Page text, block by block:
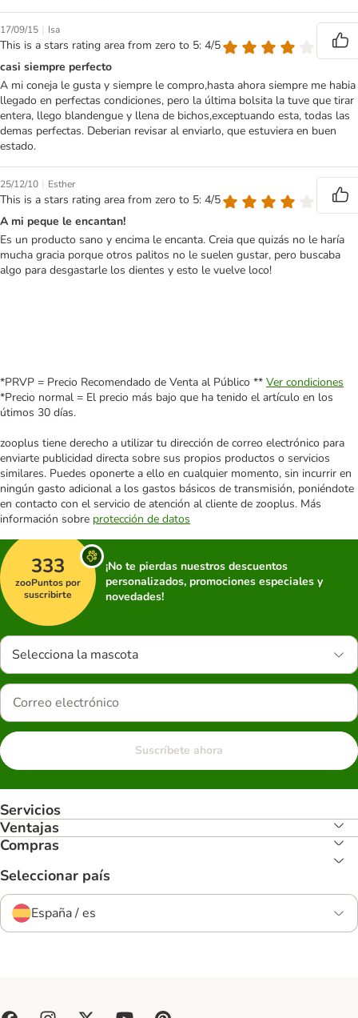
17/09/15 | Isa
This is a stars rating area from zero to 5: 4/5
casi siempre perfecto
A mi coneja le gusta y siempre le compro,hasta ahora siempre me habia
llegado en perfectas condiciones, pero la última bolsita la tuve que tirar
entera, llego blandengue y llena de bichos,exceptuando esta, todas las
demas perfectas. Deberian revisar al enviarlo, que estuviera en buen
estado.
25/12/10 | Esther
This is a stars rating area from zero to 5: 4/5
A mi peque le encantan!
Es un producto sano y encima le encanta. Creia que quizás no le haría
mucha gracia porque otros palitos no le suelen gustar, pero buscaba
algo para desgastarle los dientes y esto le vuelve loco!
*PRVP = Precio Recomendado de Venta al Público ** Ver condiciones
*Precio normal = El precio más bajo que ha tenido el artículo en los
útimos 30 días.
zooplus tiene derecho a utilizar tu dirección de correo electrónico para
enviarte publicidad directa sobre sus propios productos o servicios
similares. Puedes oponerte a ello en cualquier momento, sin incurrir en
ningún gasto adicional a los gastos básicos de transmisión, poniéndote
en contacto con el servicio de atención al cliente de zooplus. Más
información sobre protección de datos
333
zooPuntos por
suscribirte
¡No te pierdas nuestros descuentos
personalizados, promociones especiales y
novedades!
Selecciona la mascota
Suscríbete ahora
Servicios
Ventajas
Compras
Seleccionar país
España / es